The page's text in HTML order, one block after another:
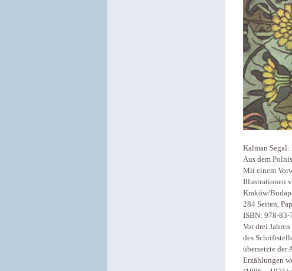
Kalman Segal:
Aus dem
Mit einem
Illustrationen
Kraków/
284 Seiten,
ISBN: 978-83-
Vor drei
des
übersetzte der
Erzählungen